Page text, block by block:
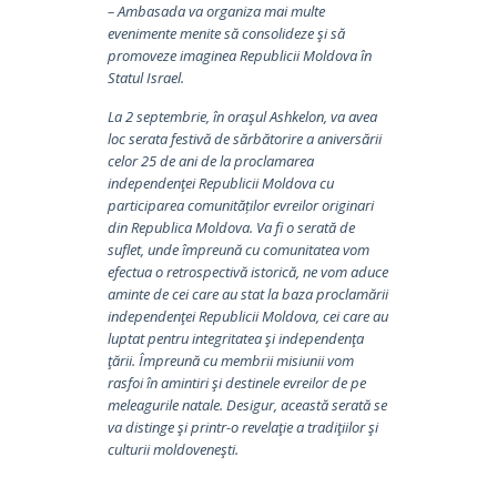
– Ambasada va organiza mai multe
evenimente menite să consolideze şi să
promoveze imaginea Republicii Moldova în
Statul Israel.
La 2 septembrie, în oraşul Ashkelon, va avea
loc serata festivă de sărbătorire a aniversării
celor 25 de ani de la proclamarea
independenţei Republicii Moldova cu
participarea comunităților evreilor originari
din Republica Moldova. Va fi o serată de
suflet, unde împreună cu comunitatea vom
efectua o retrospectivă istorică, ne vom aduce
aminte de cei care au stat la baza proclamării
independenţei Republicii Moldova, cei care au
luptat pentru integritatea şi independenţa
ţării. Împreună cu membrii misiunii vom
rasfoi în amintiri şi destinele evreilor de pe
meleagurile natale. Desigur, această serată se
va distinge şi printr-o revelaţie a tradiţiilor şi
culturii moldoveneşti.